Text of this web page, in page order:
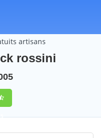
artisans
rossini